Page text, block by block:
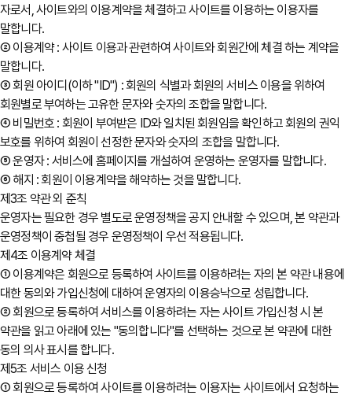
자로서, 사이트와의 이용계약을 체결하고 사이트를 이용하는 이용자를
말합니다.
② 이용계약 : 사이트 이용과 관련하여 사이트와 회원간에 체결 하는 계약을
말합니다.
③ 회원 아이디(이하 "ID") : 회원의 식별과 회원의 서비스 이용을 위하여
회원별로 부여하는 고유한 문자와 숫자의 조합을 말합니다.
④ 비밀번호 : 회원이 부여받은 ID와 일치된 회원임을 확인하고 회원의 권익
보호를 위하여 회원이 선정한 문자와 숫자의 조합을 말합니다.
⑤ 운영자 : 서비스에 홈페이지를 개설하여 운영하는 운영자를 말합니다.
⑥ 해지 : 회원이 이용계약을 해약하는 것을 말합니다.
제3조 약관 외 준칙
운영자는 필요한 경우 별도로 운영정책을 공지 안내할 수 있으며, 본 약관과
운영정책이 중첩될 경우 운영정책이 우선 적용됩니다.
제4조 이용계약 체결
① 이용계약은 회원으로 등록하여 사이트를 이용하려는 자의 본 약관 내용에
대한 동의와 가입신청에 대하여 운영자의 이용승낙으로 성립합니다.
② 회원으로 등록하여 서비스를 이용하려는 자는 사이트 가입신청 시 본
약관을 읽고 아래에 있는 "동의합니다"를 선택하는 것으로 본 약관에 대한
동의 의사 표시를 합니다.
제5조 서비스 이용 신청
① 회원으로 등록하여 사이트를 이용하려는 이용자는 사이트에서 요청하는